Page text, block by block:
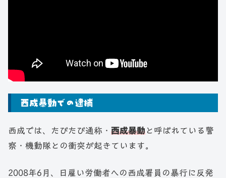
西成暴動での逮捕
西成では、たびたび通称・ 西成暴動と呼ばれている警
察・機動隊との衝突が起きています。
2008年6月、日雇い労働者への西成署員の暴行に反発